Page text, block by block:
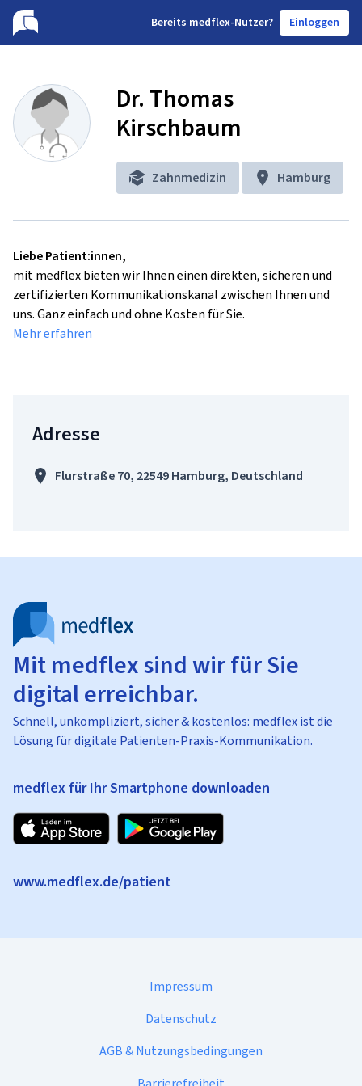
Bereits medflex-Nutzer? Einloggen
Dr. Thomas
Kirschbaum
Zahnmedizin Hamburg
Liebe Patient:innen,
mit medflex bieten wir Ihnen einen direkten, sicheren und
zertifizierten Kommunikationskanal zwischen Ihnen und
uns. Ganz einfach und ohne Kosten für Sie.
Mehr erfahren
Adresse
Flurstraße 70, 22549 Hamburg, Deutschland
Mit medflex sind wir für Sie
digital erreichbar.
Schnell, unkompliziert, sicher & kostenlos: medflex ist die
Lösung für digitale Patienten-Praxis-Kommunikation.
medflex für Ihr Smartphone downloaden
www.medflex.de/patient
Impressum
Datenschutz
AGB & Nutzungsbedingungen